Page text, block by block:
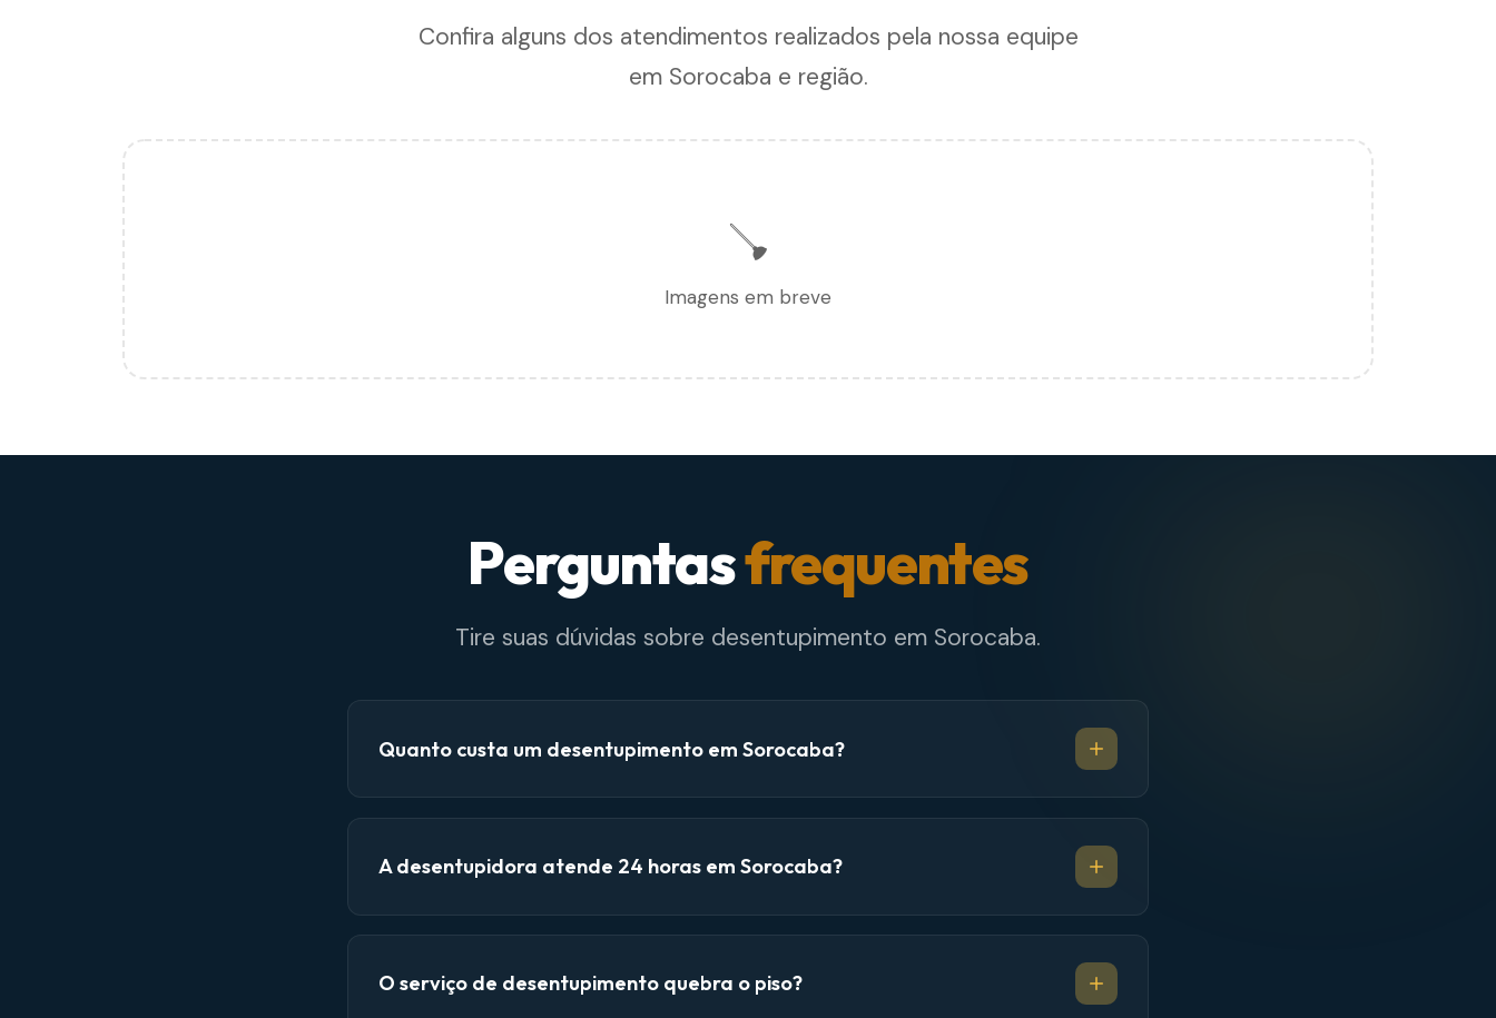
Confira alguns dos atendimentos realizados pela nossa equipe
em Sorocaba e região.
🪠
Imagens em breve
Perguntasfrequentes
Tire suas dúvidas sobre desentupimento em Sorocaba.
Quanto custa um desentupimento em Sorocaba?
A desentupidora atende 24 horas em Sorocaba?
O serviço de desentupimento quebra o piso?